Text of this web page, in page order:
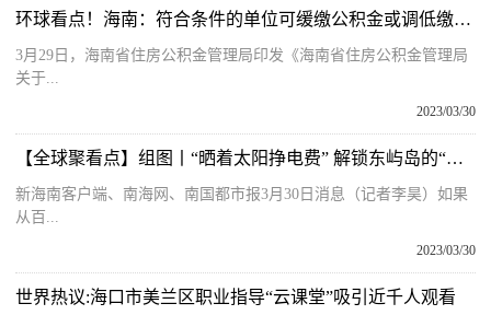
环球看点！海南：符合条件的单位可缓缴公积金或调低缴存比例
3月29日，海南省住房公积金管理局印发《海南省住房公积金管理局
关于...
2023/03/30
【全球聚看点】组图丨“晒着太阳挣电费” 解锁东屿岛的“零碳”密码
新海南客户端、南海网、南国都市报3月30日消息（记者李昊）如果
从百...
2023/03/30
世界热议:海口市美兰区职业指导“云课堂”吸引近千人观看